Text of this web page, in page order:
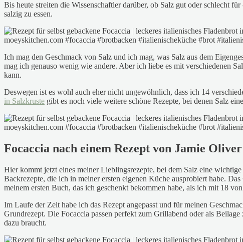
Bis heute streiten die Wissenschaftler darüber, ob Salz gut oder schlecht
salzig zu essen.
Ich mag den Geschmack von Salz und ich mag, was Salz aus dem
mag ich genauso wenig wie andere. Aber ich liebe es mit verschiedenen
kann.
Deswegen ist es wohl auch eher nicht ungewöhnlich, dass ich 14
in Salzkruste gibt es noch viele weitere schöne Rezepte, bei denen Salz
Focaccia nach einem Rezept von Jamie Oliver
Hier kommt jetzt eines meiner Lieblingsrezepte, bei dem Salz eine
Backrezepte, die ich in meiner ersten eigenen Küche ausprobiert habe.
meinem ersten Buch, das ich geschenkt bekommen habe, als ich mit 18
Im Laufe der Zeit habe ich das Rezept angepasst und für meinen
Grundrezept. Die Focaccia passen perfekt zum Grillabend oder als
dazu braucht.